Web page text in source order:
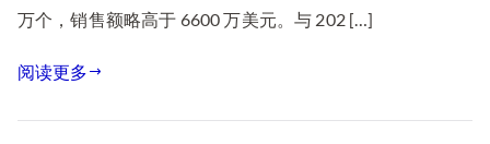
万个，销售额略高于 6600 万美元。与 202 […]
阅读更多